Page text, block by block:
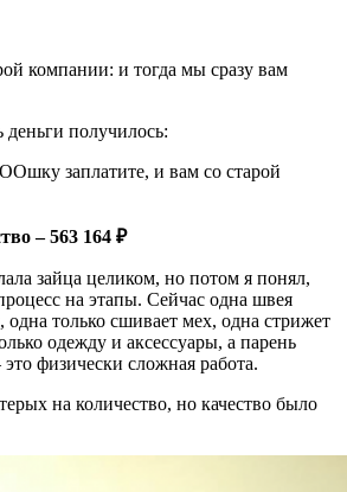
компании: и тогда мы сразу вам
получилось:
заплатите, и вам со старой
– 563 164 ₽
зайца целиком, но потом я понял,
на этапы. Сейчас одна швея
одна только сшивает мех, одна стрижет
одежду и аксессуары, а парень
это физически сложная работа.
на количество, но качество было